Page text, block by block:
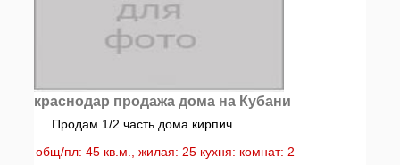
краснодар продажа дома на Кубани
Продам 1/2 часть дома кирпич
общ/пл: 45 кв.м., жилая: 25 кухня: комнат: 2